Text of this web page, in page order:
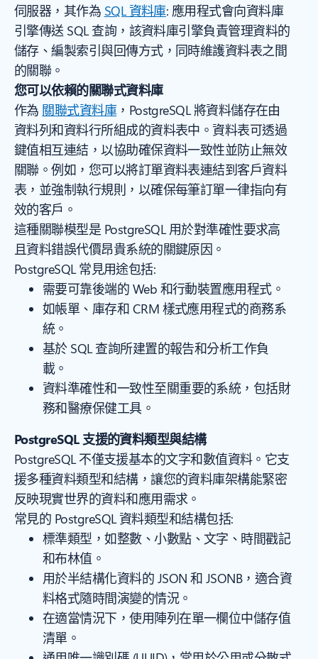
伺服器，其作為 SQL 資料庫: 應用程式會向資料庫
引擎傳送 SQL 查詢，該資料庫引擎負責管理資料的
儲存、編製索引與回傳方式，同時維護資料表之間
的關聯。
您可以依賴的關聯式資料庫
作為 關聯式資料庫，PostgreSQL 將資料儲存在由
資料列和資料行所組成的資料表中。資料表可透過
鍵值相互連結，以協助確保資料一致性並防止無效
關聯。例如，您可以將訂單資料表連結到客戶資料
表，並強制執行規則，以確保每筆訂單一律指向有
效的客戶。
這種關聯模型是 PostgreSQL 用於對準確性要求高
且資料錯誤代價昂貴系統的關鍵原因。
PostgreSQL 常見用途包括:
需要可靠後端的 Web 和行動裝置應用程式。
如帳單、庫存和 CRM 樣式應用程式的商務系
統。
基於 SQL 查詢所建置的報告和分析工作負
載。
資料準確性和一致性至關重要的系統，包括財
務和醫療保健工具。
PostgreSQL 支援的資料類型與結構
PostgreSQL 不僅支援基本的文字和數值資料。它支
援多種資料類型和結構，讓您的資料庫架構能緊密
反映現實世界的資料和應用需求。
常見的 PostgreSQL 資料類型和結構包括:
標準類型，如整數、小數點、文字、時間戳記
和布林值。
用於半結構化資料的 JSON 和 JSONB，適合資
料格式隨時間演變的情況。
在適當情況下，使用陣列在單一欄位中儲存值
清單。